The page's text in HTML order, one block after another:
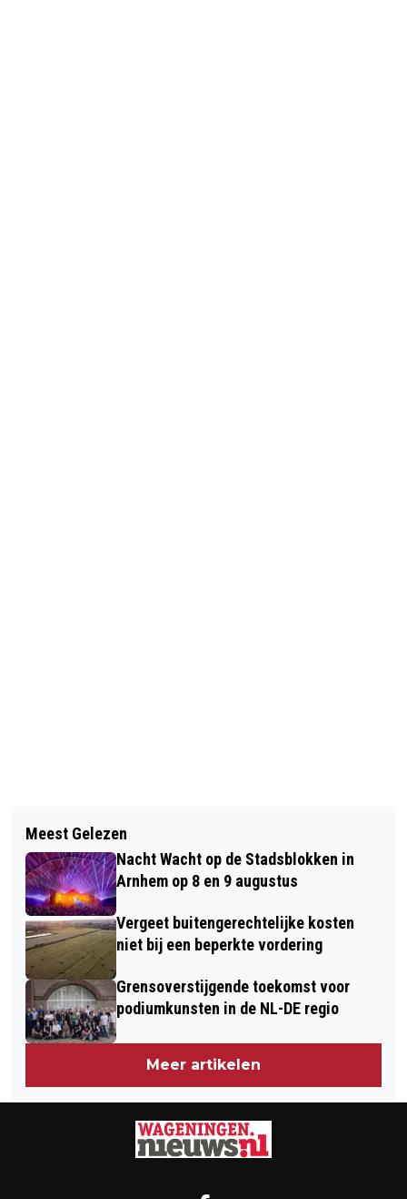
FREEDOM TOURS WAGENINGEN
LANCEERT NIEUWE INTERACTIEVE
WANDELING
NATUURLES VOOR
BASISSCHOOLLEERLINGEN IN DE
BLAUWE KAMER
Meest Gelezen
Nacht Wacht op de Stadsblokken in
Arnhem op 8 en 9 augustus
Vergeet buitengerechtelijke kosten
niet bij een beperkte vordering
Grensoverstijgende toekomst voor
podiumkunsten in de NL-DE regio
Meer artikelen